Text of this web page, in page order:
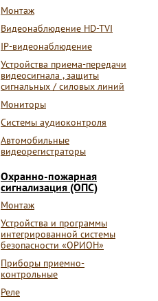
Монтаж
Видеонаблюдение HD-TVI
IP-видеонаблюдение
Устройства приема-передачи
видеосигнала , защиты
сигнальных / силовых линий
Мониторы
Системы аудиоконтроля
Автомобильные
видеорегистраторы
Охранно-пожарная
сигнализация (ОПС)
Монтаж
Устройства и программы
интегрированной системы
безопасности «ОРИОН»
Приборы приемно-
контрольные
Реле